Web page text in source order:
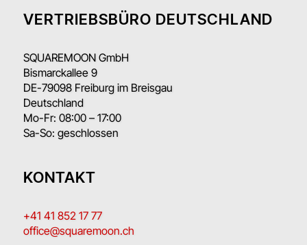
VERTRIEBSBÜRO DEUTSCHLAND
SQUAREMOON GmbH
Bismarckallee 9
DE-79098 Freiburg im Breisgau
Deutschland
Mo-Fr: 08:00 – 17:00
Sa-So: geschlossen
KONTAKT
+41 41 852 17 77
office@squaremoon.ch